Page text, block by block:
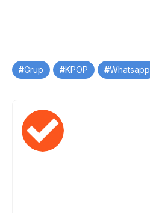
TagGrup KPOP Whatsapp